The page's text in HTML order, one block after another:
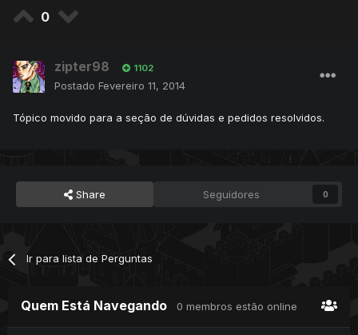
0
zipter98 1102
Postado Fevereiro 11, 2014
Tópico movido para a seção de dúvidas e pedidos resolvidos.
Share Seguidores 0
Ir para lista de Perguntas
Quem Está Navegando 0 membros estão online